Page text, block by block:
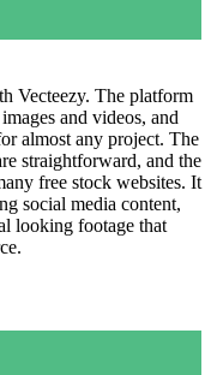
Vecteezy. The platform
and videos, and
almost any project. The
straightforward, and the
free stock websites. It
social media content,
looking footage that